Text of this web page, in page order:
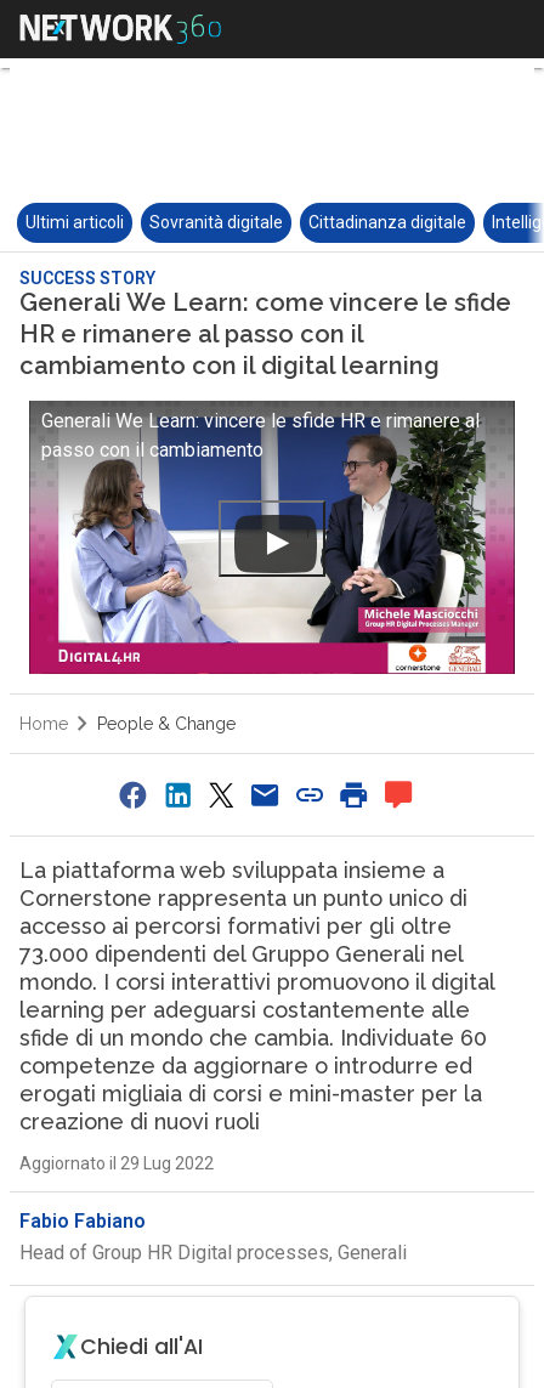
Ultimi articoli Sovranità digitale Cittadinanza digitale
SUCCESS STORY
Generali We Learn: come vincere le sfide
HR e rimanere al passo con il
cambiamento con il digital learning
Generali We Learn: vincere le sfide HR e rimanere al
passo con il cambiamento
Home People & Change
La piattaforma web sviluppata insieme a
Cornerstone rappresenta un punto unico di
accesso ai percorsi formativi per gli oltre
73.000 dipendenti del Gruppo Generali nel
mondo. I corsi interattivi promuovono il digital
learning per adeguarsi costantemente alle
sfide di un mondo che cambia. Individuate 60
competenze da aggiornare o introdurre ed
erogati migliaia di corsi e mini-master per la
creazione di nuovi ruoli
Aggiornato il 29 Lug 2022
Fabio Fabiano
Head of Group HR Digital processes, Generali
Chiedi all'AI